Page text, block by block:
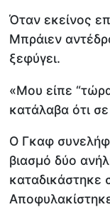
Όταν εκείνος
Μπράιεν
ξεφύγει.
«Μου είπε
κατάλαβα ότι
Ο Γκαφ
βιασμό δύο
καταδικάστηκε